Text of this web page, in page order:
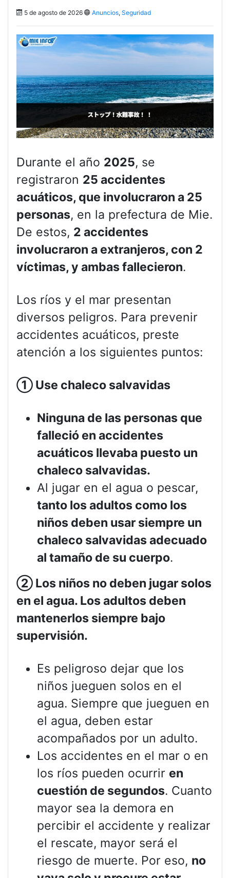
5 de agosto de 2026 Anuncios, Seguridad
Durante el año 2025, se
registraron 25 accidentes
acuáticos, que involucraron a 25
personas, en la prefectura de Mie.
De estos, 2 accidentes
involucraron a extranjeros, con 2
víctimas, y ambas fallecieron.
Los ríos y el mar presentan
diversos peligros. Para prevenir
accidentes acuáticos, preste
atención a los siguientes puntos:
① Use chaleco salvavidas
Ninguna de las personas que
falleció en accidentes
acuáticos llevaba puesto un
chaleco salvavidas.
Al jugar en el agua o pescar,
tanto los adultos como los
niños deben usar siempre un
chaleco salvavidas adecuado
al tamaño de su cuerpo.
② Los niños no deben jugar solos
en el agua. Los adultos deben
mantenerlos siempre bajo
supervisión.
Es peligroso dejar que los
niños jueguen solos en el
agua. Siempre que jueguen en
el agua, deben estar
acompañados por un adulto.
Los accidentes en el mar o en
los ríos pueden ocurrir en
cuestión de segundos. Cuanto
mayor sea la demora en
percibir el accidente y realizar
el rescate, mayor será el
riesgo de muerte. Por eso, no